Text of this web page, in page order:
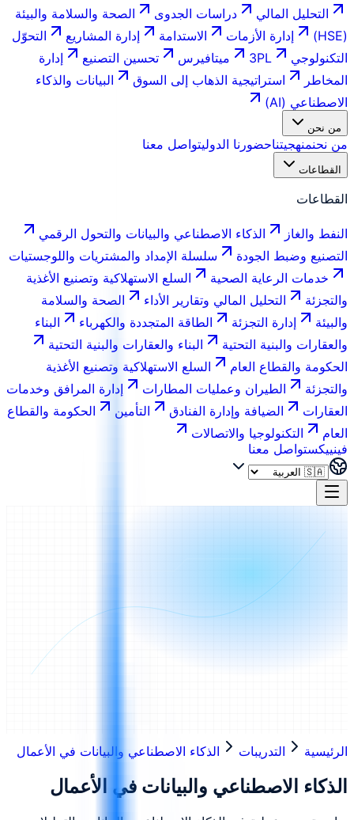
التحليل المالي
دراسات الجدوى
الصحة والسلامة والبيئة
(HSE)
إدارة الأزمات الاستدامة إدارة المشاريع
التحوّل
التكنولوجي
3PL ميتافيرس تحسين التصنيع
إدارة
المخاطر
استراتيجية الذهاب إلى السوق
البيانات والذكاء
الاصطناعي (AI)
من نحن
من نحنمنهجيتناحضورنا الدوليتواصل معنا
القطاعات
القطاعات
النفط والغاز
الذكاء الاصطناعي والبيانات والتحول الرقمي
التصنيع وضبط الجودة
سلسلة الإمداد والمشتريات واللوجستيات
خدمات الرعاية الصحية
السلع الاستهلاكية وتصنيع الأغذية
والتجزئة
التحليل المالي وتقارير الأداء
الصحة والسلامة
والبيئة
إدارة التجزئة الطاقة المتجددة والكهرباء
البناء
والعقارات والبنية التحتية
البناء والعقارات والبنية التحتية
الحكومة والقطاع العام
السلع الاستهلاكية وتصنيع الأغذية
والتجزئة
الطيران وعمليات المطارات
إدارة المرافق وخدمات
العقارات
الضيافة وإدارة الفنادق التأمين
الحكومة والقطاع
العام
التكنولوجيا والاتصالات
فينييكستواصل معنا
الرئيسية التدريبات الذكاء الاصطناعي والبيانات في الأعمال
الذكاء الاصطناعي والبيانات في الأعمال